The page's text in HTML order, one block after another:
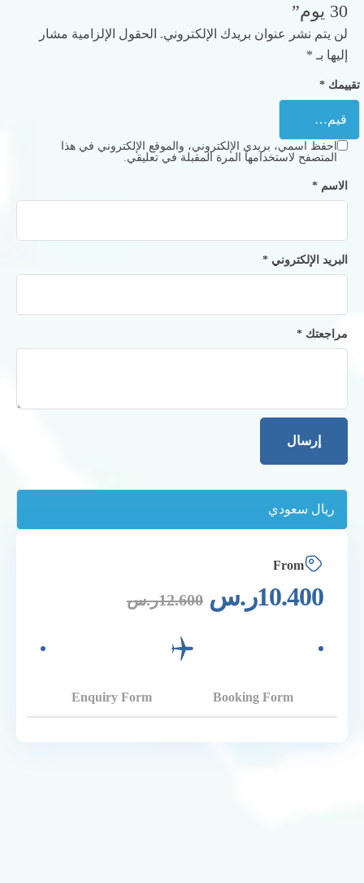
30 يوم”
لن يتم نشر عنوان بريدك الإلكتروني. الحقول الإلزامية مشار
إليها بـ *
تقييمك *
مراجعتك *
الاسم *
البريد الإلكتروني *
احفظ اسمي، بريدي الإلكتروني، والموقع الإلكتروني في هذا
المتصفح لاستخدامها المرة المقبلة في تعليقي.
From
10.400ر.س 12.600ر.س
Booking Form
Enquiry Form